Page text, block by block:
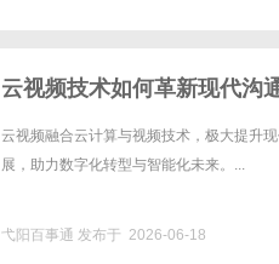
云视频技术如何革新现代沟
云视频融合云计算与视频技术，极大提升
展，助力数字化转型与智能化未来。...
弋阳百事通 发布于 2026-06-18